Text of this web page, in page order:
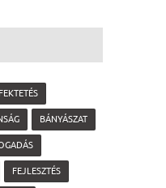
BÁNYÁSZAT
FEJLESZTÉS